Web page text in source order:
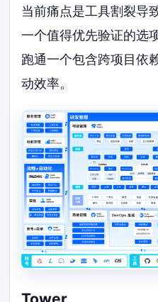
当前痛点是工具割裂导
一个值得优先验证的选
跑通一个包含跨项目依
动效率。